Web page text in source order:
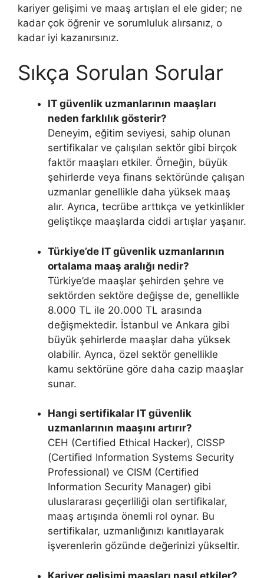
kariyer gelişimi ve maaş artışları el ele gider; ne
kadar çok öğrenir ve sorumluluk alırsanız, o
kadar iyi kazanırsınız.
Sıkça Sorulan Sorular
IT güvenlik uzmanlarının maaşları
neden farklılık gösterir?
Deneyim, eğitim seviyesi, sahip olunan
sertifikalar ve çalışılan sektör gibi birçok
faktör maaşları etkiler. Örneğin, büyük
şehirlerde veya finans sektöründe çalışan
uzmanlar genellikle daha yüksek maaş
alır. Ayrıca, tecrübe arttıkça ve yetkinlikler
geliştikçe maaşlarda ciddi artışlar yaşanır.
Türkiye’de IT güvenlik uzmanlarının
ortalama maaş aralığı nedir?
Türkiye’de maaşlar şehirden şehre ve
sektörden sektöre değişse de, genellikle
8.000 TL ile 20.000 TL arasında
değişmektedir. İstanbul ve Ankara gibi
büyük şehirlerde maaşlar daha yüksek
olabilir. Ayrıca, özel sektör genellikle
kamu sektörüne göre daha cazip maaşlar
sunar.
Hangi sertifikalar IT güvenlik
uzmanlarının maaşını artırır?
CEH (Certified Ethical Hacker), CISSP
(Certified Information Systems Security
Professional) ve CISM (Certified
Information Security Manager) gibi
uluslararası geçerliliği olan sertifikalar,
maaş artışında önemli rol oynar. Bu
sertifikalar, uzmanlığınızı kanıtlayarak
işverenlerin gözünde değerinizi yükseltir.
Kariyer gelişimi maaşları nasıl etkiler?